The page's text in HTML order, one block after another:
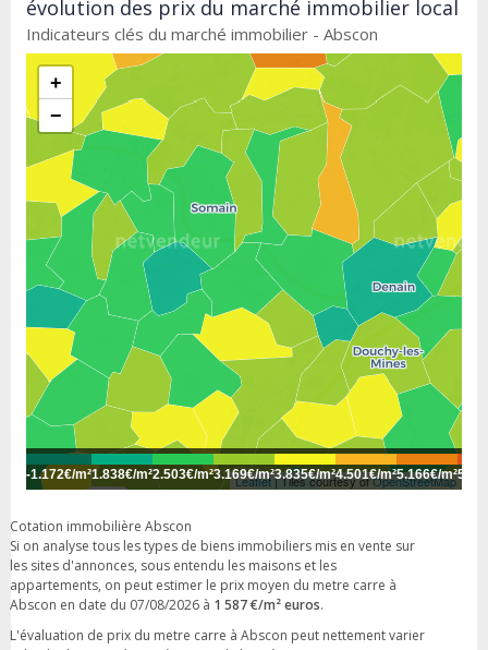
évolution des prix du marché immobilier local
Indicateurs clés du marché immobilier - Abscon
+
−
Leaflet| Tiles courtesy ofOpenStreetMap
-1.172€/m²1.838€/m²2.503€/m²3.169€/m²3.835€/m²4.501€/m²5.166€/m²
Cotation immobilière Abscon
Si on analyse tous les types de biens immobiliers mis en vente sur
les sites d'annonces, sous entendu les maisons et les
appartements, on peut estimer le prix moyen du metre carre à
Abscon en date du 07/08/2026 à 1 587 €/m² euros.
L'évaluation de prix du metre carre à Abscon peut nettement varier